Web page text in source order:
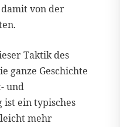
von der
Taktik des
ganze Geschichte
und
ist ein typisches
mehr